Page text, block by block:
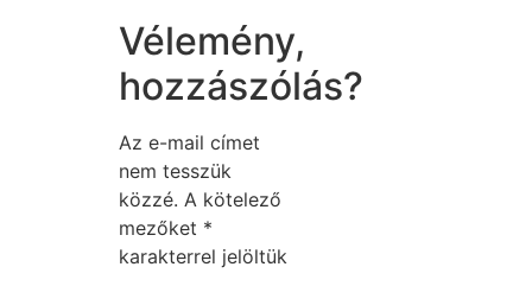
Vélemény,
hozzászólás?
Az e-mail címet
nem tesszük
közzé. A kötelező
mezőket *
karakterrel jelöltük